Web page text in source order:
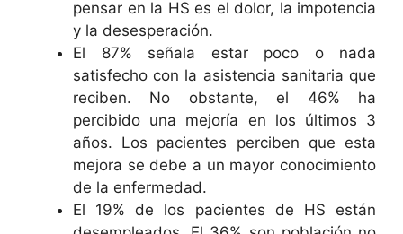
pensar en la HS es el dolor, la impotencia
y la desesperación.
El 87% señala estar poco o nada
satisfecho con la asistencia sanitaria que
reciben. No obstante, el 46% ha
percibido una mejoría en los últimos 3
años. Los pacientes perciben que esta
mejora se debe a un mayor conocimiento
de la enfermedad.
El 19% de los pacientes de HS están